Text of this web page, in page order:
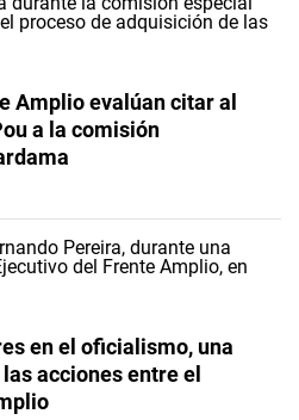
Amplio evalúan citar al
a la comisión
en el oficialismo, una
acciones entre el